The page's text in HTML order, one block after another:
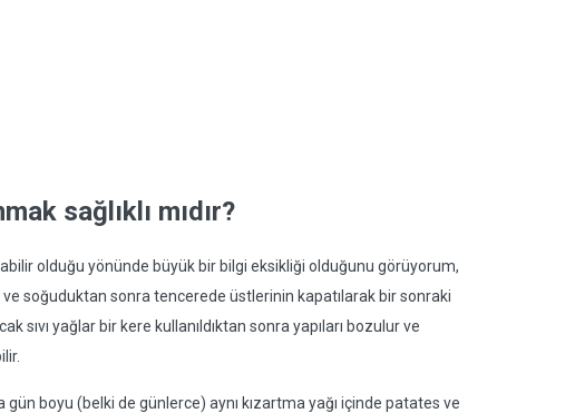
sağlıklı mıdır?
olduğu yönünde büyük bir bilgi eksikliği olduğunu görüyorum,
ve soğuduktan sonra tencerede üstlerinin kapatılarak bir sonraki
sıvı yağlar bir kere kullanıldıktan sonra yapıları bozulur ve
boyu (belki de günlerce) aynı kızartma yağı içinde patates ve